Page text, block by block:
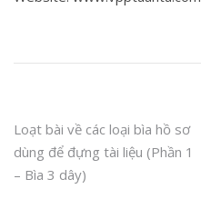
Post
navigation
Loạt bài về các loại bìa hồ sơ
dùng để đựng tài liệu (Phần 1
– Bìa 3 dây)